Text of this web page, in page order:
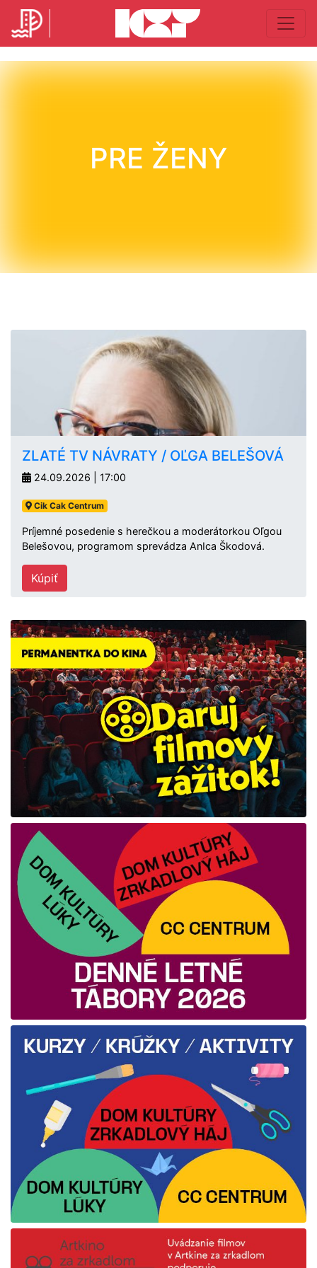
PRE ŽENY
ZLATÉ TV NÁVRATY / OĽGA BELEŠOVÁ
24.09.2026 | 17:00
Cik Cak Centrum
Príjemné posedenie s herečkou a moderátorkou Oľgou
Belešovou, programom sprevádza AnIca Škodová.
Kúpiť